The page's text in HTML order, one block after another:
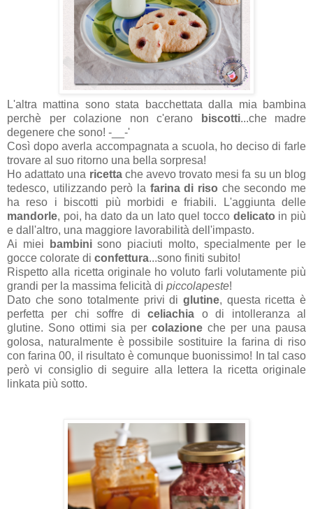
L'altra mattina sono stata bacchettata dalla mia bambina
perchè per colazione non c'erano
biscotti...che madre
degenere che sono! -__-'
Così dopo averla accompagnata a scuola, ho deciso di farle
trovare al suo ritorno una bella sorpresa!
Ho adattato una ricetta che avevo trovato mesi fa su un blog
tedesco, utilizzando però la farina di riso che secondo me
ha reso i biscotti più morbidi e friabili. L'aggiunta delle
mandorle, poi, ha dato da un lato quel tocco delicato in più
e dall'altro, una maggiore lavorabilità dell'impasto.
Ai miei
bambinisono piaciuti molto, specialmente per le
gocce colorate di confettura...sono finiti subito!
Rispetto alla ricetta originale ho voluto farli volutamente più
grandi per la massima felicità di piccolapeste!
Dato che sono totalmente privi di glutine, questa ricetta è
perfetta per chi soffre diceliachia o di intolleranza al
glutine. Sono ottimi sia per colazione che per una pausa
golosa, naturalmente è possibile sostituire la farina di riso
con farina 00, il risultato è comunque buonissimo! In tal caso
però vi consiglio di seguire alla lettera la ricetta originale
linkata più sotto.